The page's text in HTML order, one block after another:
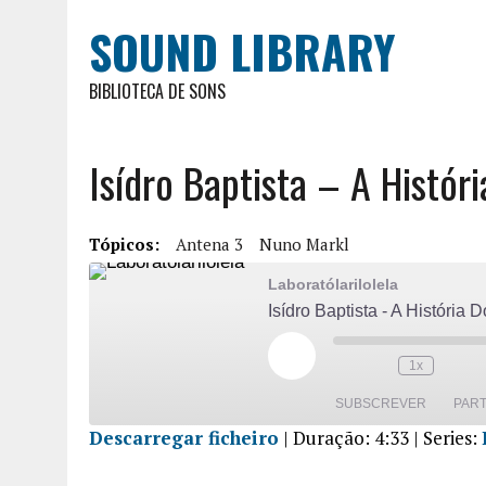
SOUND LIBRARY
BIBLIOTECA DE SONS
Isídro Baptista – A
Tópicos: Antena 3 Nuno Markl
Laboratólarilolela
Isídro Baptista - A História
1x
SUBSCREVER
Descarregar ficheiro | Duração: 4:33 | Series: